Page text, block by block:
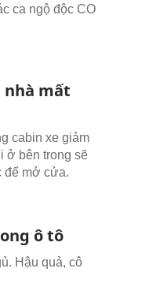
ca ngộ độc CO
nhà mất
cabin xe giảm
ở bên trong sẽ
để mở cửa.
ô tô
Hậu quả, cô